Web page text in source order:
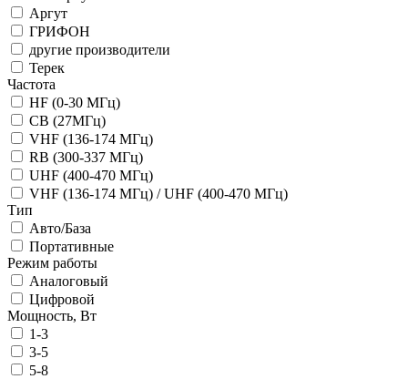
Аргут
ГРИФОН
другие производители
Терек
Частота
HF (0-30 МГц)
CB (27МГц)
VHF (136-174 МГц)
RB (300-337 МГц)
UHF (400-470 МГц)
VHF (136-174 МГц) / UHF (400-470 МГц)
Тип
Авто/База
Портативные
Режим работы
Аналоговый
Цифровой
Мощность, Вт
1-3
3-5
5-8